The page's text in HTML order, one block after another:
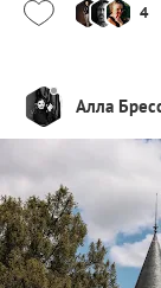
4
Алла